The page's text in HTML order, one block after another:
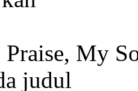
Praise, My